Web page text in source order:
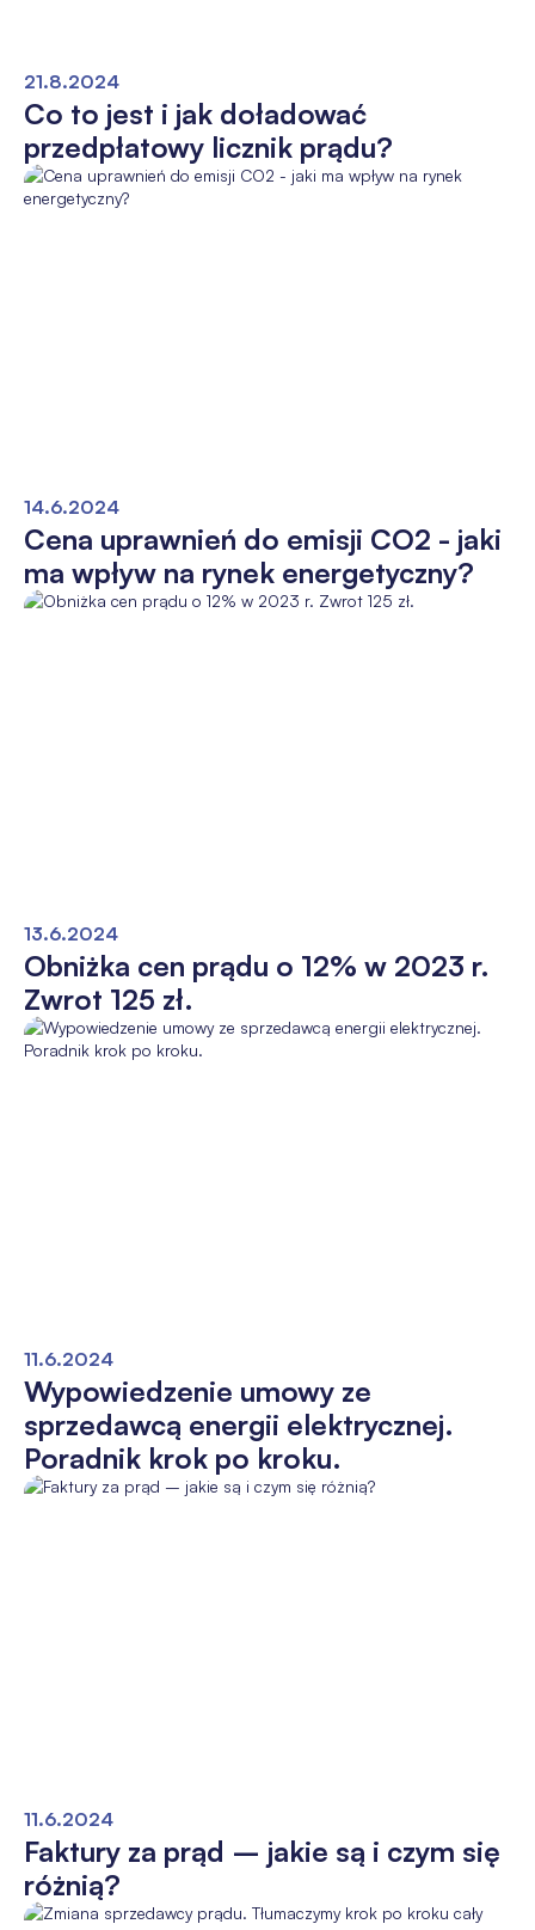
21.8.2024
Co to jest i jak doładować
przedpłatowy licznik prądu?
14.6.2024
Cena uprawnień do emisji CO2 - jaki
ma wpływ na rynek energetyczny?
13.6.2024
Obniżka cen prądu o 12% w 2023 r.
Zwrot 125 zł.
11.6.2024
Wypowiedzenie umowy ze
sprzedawcą energii elektrycznej.
Poradnik krok po kroku.
11.6.2024
Faktury za prąd – jakie są i czym się
różnią?